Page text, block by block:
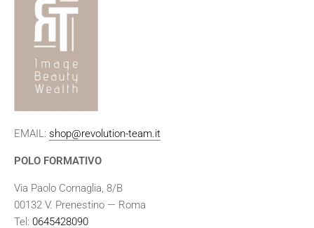
EMAIL: shop@revolution-team.it
POLO FORMATIVO
Via Paolo Cornaglia, 8/B
00132 V. Prenestino — Roma
Tel: 0645428090